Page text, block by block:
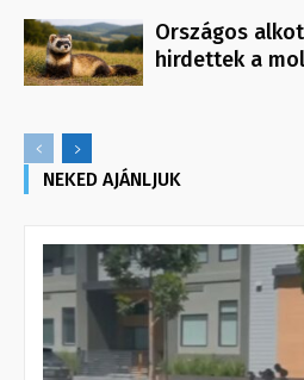
Országos
hirdettek a
NEKED AJÁNLJUK